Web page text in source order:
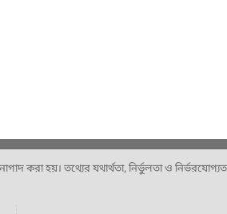
করা হয়। তথ্যের যথার্থতা, নির্ভুলতা ও নির্ভরযোগ্যতা